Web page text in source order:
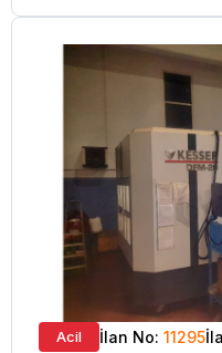
Acil İlan No: 11295